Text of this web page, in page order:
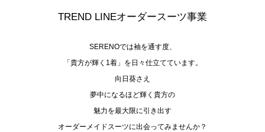
TREND LINEオーダースーツ事業
SERENOでは袖を通す度、
「貴方が輝く1着」を日々仕立てています。
向日葵さえ
夢中になるほど輝く貴方の
魅力を最大限に引き出す
オーダーメイドスーツに出会ってみませんか？